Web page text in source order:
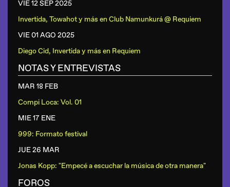
VIE 12 SEP2025
Invertida, Towahot y más enClub Namunkurá @ Requiem
VIE 01 AGO 2025
Diego Cid, Invertida y más en Requiem
NOTAS Y ENTREVISTAS
MAR 18 FEB
Compi Loca: Vol. 01
MIE 17 ENE
999: Formato festival
JUE 26 MAR
Jonas Kopp: "Empecé a escuchar la música de otra manera"
FOROS